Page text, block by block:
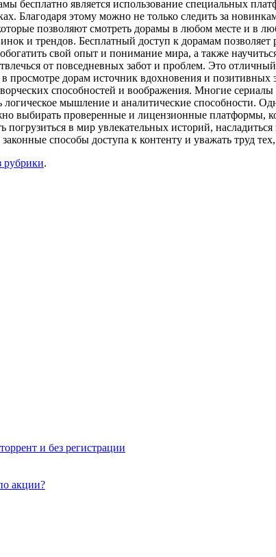
бесплатно является использование специальных
Благодаря этому можно не только следить за
позволяют смотреть дорамы в любом месте и в
и трендов. Бесплатный доступ к дорамам
свой опыт и понимание мира, а также
от повседневных забот и проблем. Это
дорам источник вдохновения и позитивных
способностей и воображения. Многие
мышление и аналитические способности.
выбирать проверенные и лицензионные платформы,
погрузиться в мир увлекательных историй,
способы доступа к контенту и уважать труд
рубрики.
и без регистрации
акции?